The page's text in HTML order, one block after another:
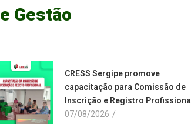
Gestão
CRESS Sergipe promove
capacitação para Comissão de
Inscrição e Registro Profissional
07/08/2026 /